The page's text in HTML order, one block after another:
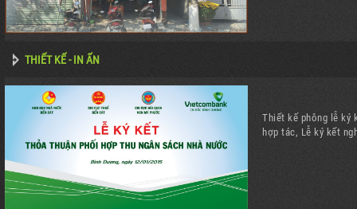
THIẾT KẾ - IN ẤN
Thiết kế phông lễ ký
hợp tác, Lễ ký kết